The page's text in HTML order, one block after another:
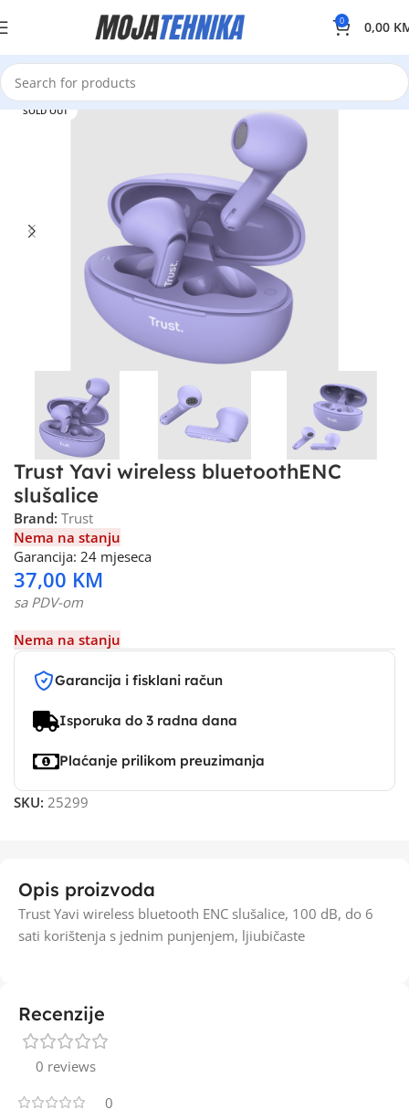
0 0,00
SOLD OUT
Trust Yavi wireless bluetoothENC
slušalice
Brand: Trust
Nema na stanju
Garancija: 24 mjeseca
37,00 KM
sa PDV-om
Nema na stanju
Garancija i fisklani račun
Isporuka do 3 radna dana
Plaćanje prilikom preuzimanja
SKU: 25299
Opis proizvoda
Trust Yavi wireless bluetooth ENC slušalice, 100 dB, do 6
sati korištenja s jednim punjenjem, ljiubičaste
Recenzije
0 reviews
0